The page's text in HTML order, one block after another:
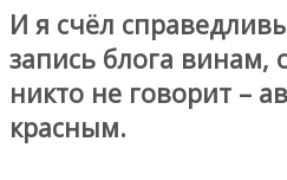
И я счёл
запись блога винам,
никто не говорит –
красным.